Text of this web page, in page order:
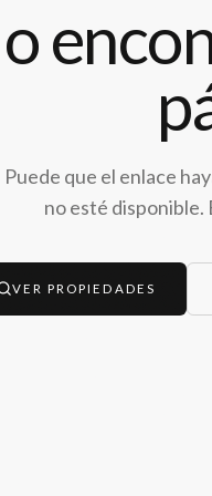
Puede que el enlace
no esté disponible.
VER PROPIEDADES